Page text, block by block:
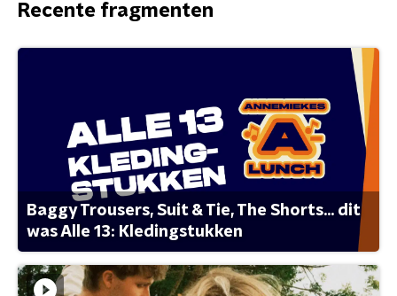
Recente fragmenten
Baggy Trousers, Suit & Tie, The Shorts... dit
was Alle 13: Kledingstukken